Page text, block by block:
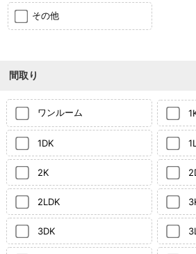
その他
間取り
ワンルーム
1DK
2K
2LDK
3DK